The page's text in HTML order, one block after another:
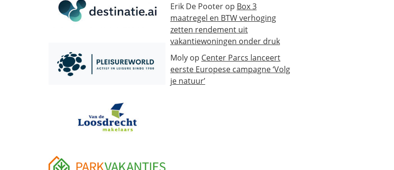
Erik De Pooterop Box 3
maatregel en BTW verhoging
zetten rendement uit
vakantiewoningen onder druk
Molyop Center Parcs lanceert
eerste Europese campagne ‘Volg
je natuur’